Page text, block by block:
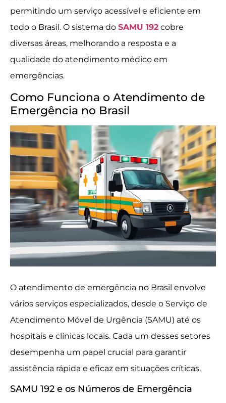
permitindo um serviço acessível e eficiente em
todo o Brasil. O sistema do SAMU 192 cobre
diversas áreas, melhorando a resposta e a
qualidade do atendimento médico em
emergências.
Como Funciona o Atendimento de
Emergência no Brasil
O atendimento de emergência no Brasil envolve
vários serviços especializados, desde o Serviço de
Atendimento Móvel de Urgência (SAMU) até os
hospitais e clínicas locais. Cada um desses setores
desempenha um papel crucial para garantir
assistência rápida e eficaz em situações críticas.
SAMU 192 e os Números de Emergência